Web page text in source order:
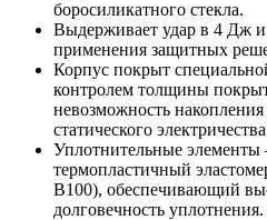
боросиликатного стекла.
Выдерживает удар в 4 Дж и
применения защитных
Корпус покрыт
контролем толщины
невозможность
статического
Уплотнительные элементы
термопластичный
B100), обеспечивающий
долговечность уплотнения.